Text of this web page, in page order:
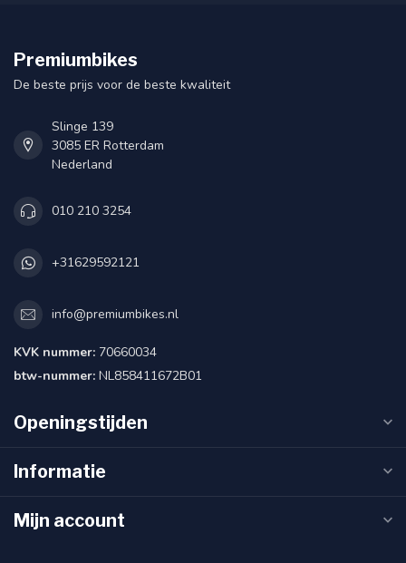
Premiumbikes
De beste prijs voor de beste kwaliteit
Slinge 139
3085 ER Rotterdam
Nederland
010 210 3254
+31629592121
info@premiumbikes.nl
KVK nummer: 70660034
btw-nummer: NL858411672B01
Openingstijden
Informatie
Mijn account